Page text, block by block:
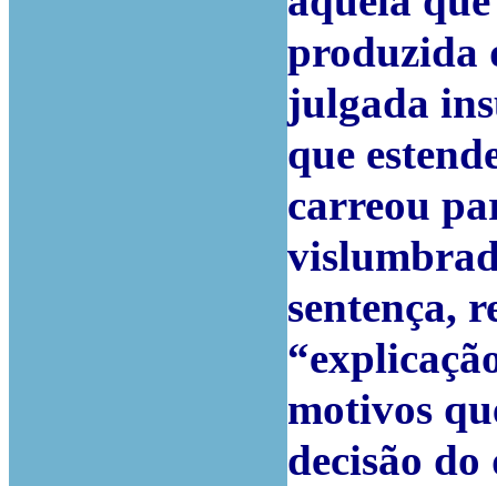
produzida
julgada
que
carreou
sentença,
motivos
decisão